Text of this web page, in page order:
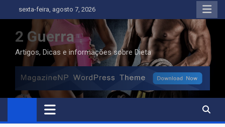
to
content
sexta-feira, agosto 7, 2026
2 Guerra
Artigos, Dicas e informações sobre Dieta